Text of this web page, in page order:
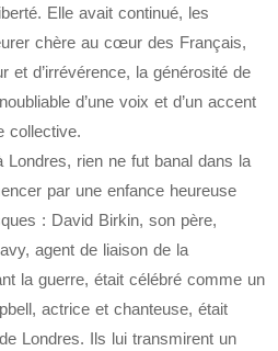
Elle avait continué, les
chère au cœur des Français,
et d’irrévérence, la générosité de
d’une voix et d’un accent
collective.
Londres, rien ne fut banal dans la
par une enfance heureuse
: David Birkin, son père,
agent de liaison de la
la guerre, était célébré comme un
actrice et chanteuse, était
Londres. Ils lui transmirent un